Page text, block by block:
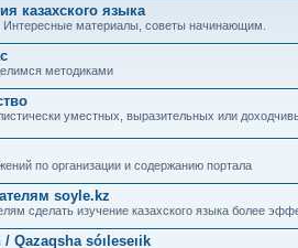
казахского языка
Интересные материалы, советы начинающим.
методиками
уместных, выразительных или
по организации и содержанию портала
soyle.kz
сделать изучение казахского языка более
Qazaqsha sóıleseıik